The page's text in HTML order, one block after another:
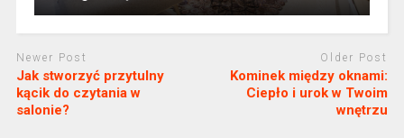
Newer Post
Jak stworzyć przytulny
kącik do czytania w
salonie?
Older Post
Kominek między oknami:
Ciepło i urok w Twoim
wnętrzu